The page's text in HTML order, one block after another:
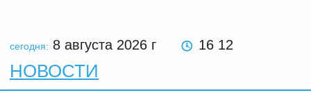
сегодня: 8 августа 2026 г 16 12
НОВОСТИ